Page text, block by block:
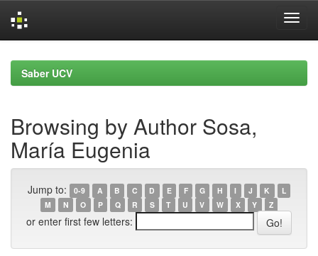
navigationSaber UCV
Browsing by Author Sosa,
María Eugenia
Jump to: 0-9 A B C D E F G H I J K
L
M
N O P Q R S T U V W X Y Z
or enter first few letters: